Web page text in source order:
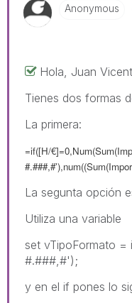
Anonymous
Hola, Juan
Tienes dos formas
La primera:
=if([H/
La segunta opción
Utiliza una variable
set vTipoFormato =
#.###,#');
y en el if pones lo